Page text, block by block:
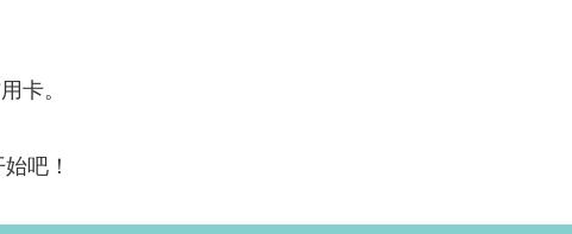
卡。
吧！